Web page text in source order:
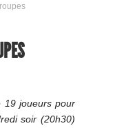
19 joueurs pour
soir (20h30)